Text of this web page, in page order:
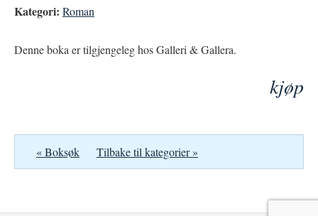
Kategori: Roman
Denne boka er tilgjengeleg hos Galleri & Gallera.
kjøp
« Boksøk Tilbake til kategorier »